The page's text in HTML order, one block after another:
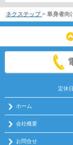
ネクステップ > 単身者向
定休
ホーム
会社概要
お問合せ